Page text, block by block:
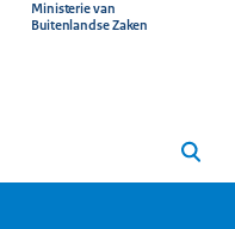
Ministerie van
Buitenlandse Zaken
Zoeken